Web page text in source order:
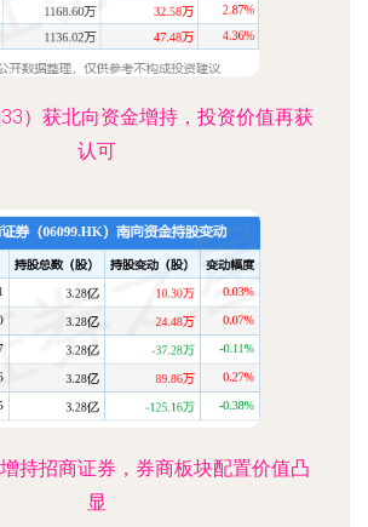
）获北向资金增持，投资价值再获
认可
持招商证券，券商板块配置价值凸
显